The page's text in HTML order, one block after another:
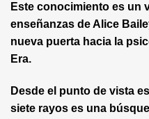
Este conocimiento es un
enseñanzas de Alice
nueva puerta hacia la
Era.
Desde el punto de vista
siete rayos es una